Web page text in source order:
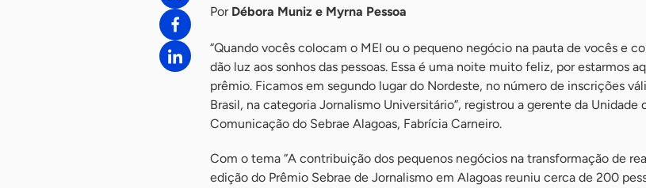
Por Débora Muniz e Myrna Pessoa
“Quando vocês colocam o MEI ou o pequeno negócio na pauta de vocês e
dão luz aos sonhos das pessoas. Essa é uma noite muito feliz, por estarmos
prêmio. Ficamos em segundo lugar do Nordeste, no número de inscrições
Brasil, na categoria Jornalismo Universitário”, registrou a gerente da Unidade
Comunicação do Sebrae Alagoas, Fabrícia Carneiro.
Com o tema “A contribuição dos pequenos negócios na transformação de
edição do Prêmio Sebrae de Jornalismo em Alagoas reuniu cerca de 200